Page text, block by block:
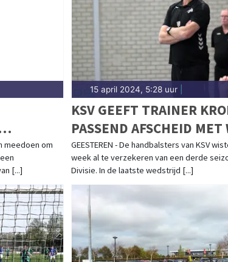
meedoen om
[...]
15 april 2024, 5:28 uur|
KSV GEEFT TRAINER
PASSEND AFSCHEID
LAATSTE DUEL
GEESTEREN - De handbalsters van KSV
week al te verzekeren van een derde
Divisie. In de laatste wedstrijd [...]